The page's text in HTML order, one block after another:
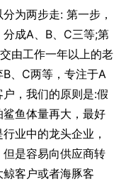
为两步走: 第一步，
成A、B、C三等;第
由工作一年以上的老
、C两等，专注于A
，我们的原则是:假
鱼体量再大，最好
业中的龙头企业，
是容易向供应商转
客户或者海豚客